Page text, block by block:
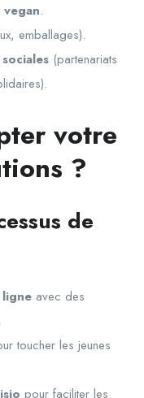
.
emballages).
(partenariats
votre
?
de
ligne avec des
toucher les jeunes
pour faciliter les